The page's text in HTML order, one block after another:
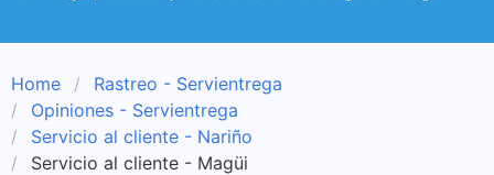
Home
Rastreo - Servientrega
Opiniones - Servientrega
Servicio al cliente - Nariño
Servicio al cliente - Magüi